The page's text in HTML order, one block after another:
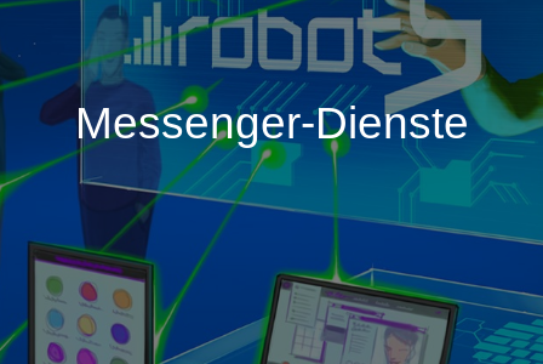
Messenger-Dienste